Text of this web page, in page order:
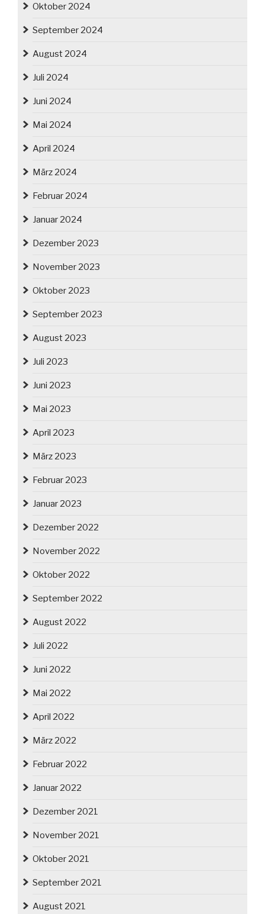
Oktober 2024
September 2024
August 2024
Juli 2024
Juni 2024
Mai 2024
April 2024
März 2024
Februar 2024
Januar 2024
Dezember 2023
November 2023
Oktober 2023
September 2023
August 2023
Juli 2023
Juni 2023
Mai 2023
April 2023
März 2023
Februar 2023
Januar 2023
Dezember 2022
November 2022
Oktober 2022
September 2022
August 2022
Juli 2022
Juni 2022
Mai 2022
April 2022
März 2022
Februar 2022
Januar 2022
Dezember 2021
November 2021
Oktober 2021
September 2021
August 2021